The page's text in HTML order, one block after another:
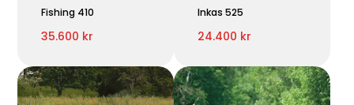
Fishing 410
35.600 kr
Inkas 525
24.400 kr